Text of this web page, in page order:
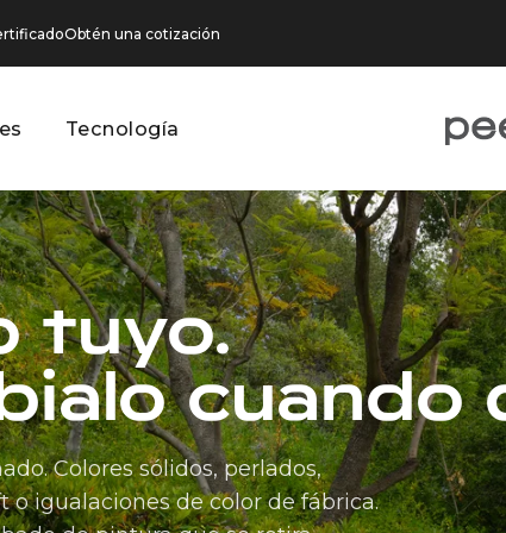
Obtén una cotización
Tecnología
tuyo.
cuando
Colores sólidos, perlados,
o igualaciones de color de fábrica.